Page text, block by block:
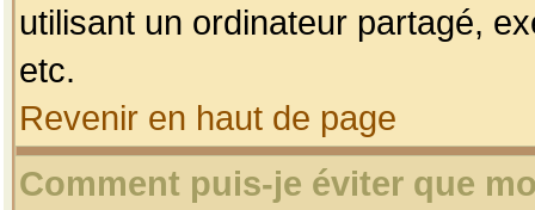
utilisant un ordinateur partagé,
etc.
Revenir en haut de page
Comment puis-je éviter que